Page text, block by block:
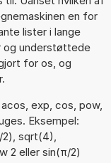
en for
lister i lange
og understøttede
for os, og
exp, cos, pow,
Eksempel:
sqrt(4),
2 eller sin(π/2)